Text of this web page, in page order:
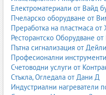
Електроматериали от Вайд
Пчеларско оборудване от
Преработка на пластмаса от
Ресторантско Оборудване от
Пътна сигнализация от
Професионални
Счетоводни услуги от
Стъкла, Огледала от Дани Д
Индустриални нагреватели